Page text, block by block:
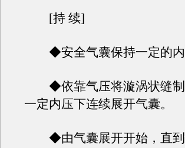
[持 续]
◆安全气囊保持一定的内
◆依靠气压将漩涡状缝制
一定内压下连续展开气囊。
◆由气囊展开开始，直到